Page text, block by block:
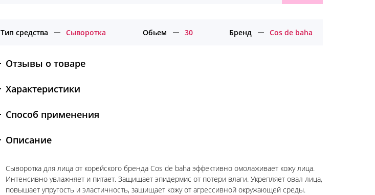
Тип средства Сыворотка Обьем 30 Бренд Cos de baha
Отзывы о товаре
Характеристики
Способ применения
Описание
Сыворотка для лица от корейского бренда Cos de baha эффективно омолаживает кожу лица.
Интенсивно увлажняет и питает. Защищает эпидермис от потери влаги. Укрепляет овал лица,
повышает упругость и эластичность, защищает кожу от агрессивной окружающей среды.